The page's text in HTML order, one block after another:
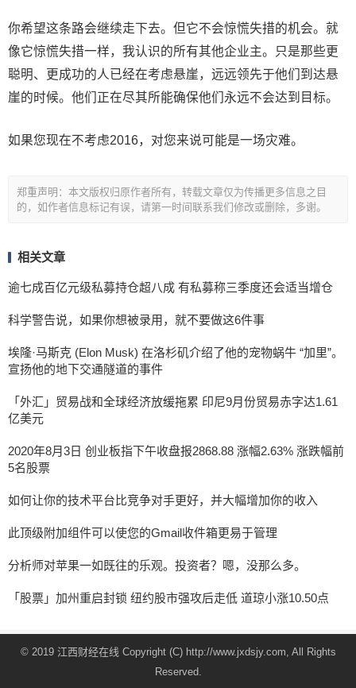
你希望这条路会继续走下去。但它不会惊慌失措的机会。就
像它惊慌失措一样，我认识的所有其他企业主。只是那些更
聪明、更成功的人已经在考虑悬崖，远远领先于他们到达悬
崖的时候。他们正在尽其所能确保他们永远不会达到目标。
如果您现在不考虑2016，对您来说可能是一场灾难。
郑重声明：本文版权归原作者所有，转载文章仅为传播更多信息之目
的，如作者信息标记有误，请第一时间联系我们修改或删除，多谢。
相关文章
逾七成百亿元级私募持仓超八成 有私募称三季度还会适当增仓
科学警告说，如果你想被录用，就不要做这6件事
埃隆·马斯克 (Elon Musk) 在洛杉矶介绍了他的宠物蜗牛 “加里”。
宣扬他的地下交通隧道的事件
「外汇」贸易战和全球经济放缓拖累 印尼9月份贸易赤字达1.61
亿美元
2020年8月3日 创业板指下午收盘报2868.88 涨幅2.63% 涨跌幅前
5名股票
如何让你的技术平台比竞争对手更好，并大幅增加你的收入
此顶级附加组件可以使您的Gmail收件箱更易于管理
分析师对苹果一如既往的乐观。投资者？嗯，没那么多。
「股票」加州重启封锁 纽约股市强攻后走低 道琼小涨10.50点
© 2019 江西财经在线 Copyright (C) http://www.jxdsjy.com, All Rights
Reserved.